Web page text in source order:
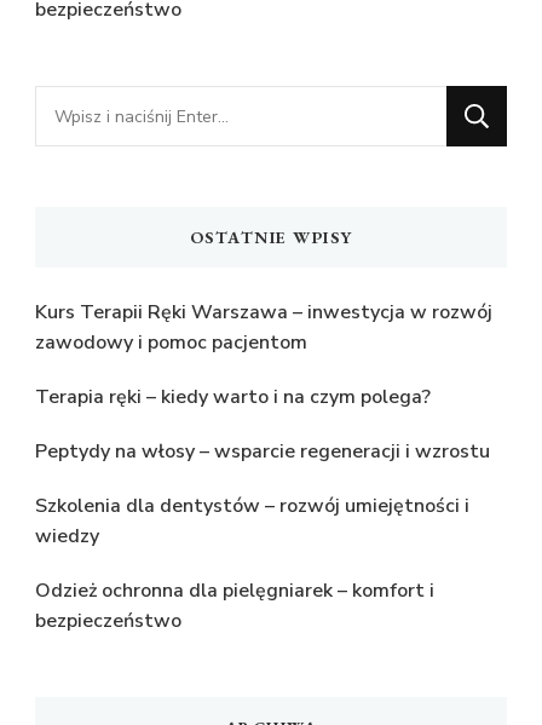
bezpieczeństwo
Szukasz
czegoś?
OSTATNIE WPISY
Kurs Terapii Ręki Warszawa – inwestycja w rozwój
zawodowy i pomoc pacjentom
Terapia ręki – kiedy warto i na czym polega?
Peptydy na włosy – wsparcie regeneracji i wzrostu
Szkolenia dla dentystów – rozwój umiejętności i
wiedzy
Odzież ochronna dla pielęgniarek – komfort i
bezpieczeństwo